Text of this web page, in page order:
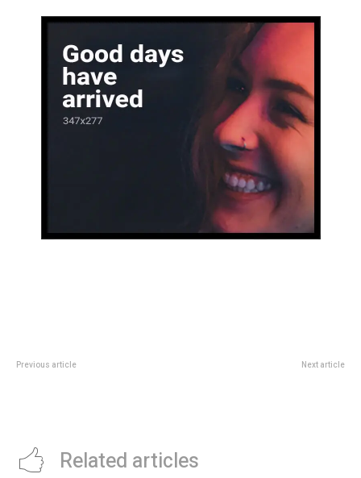
Previous article Next article
Related articles